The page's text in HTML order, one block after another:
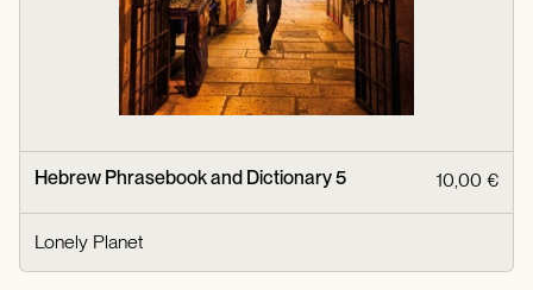
Hebrew Phrasebook and Dictionary 5 10,00 €
Lonely Planet